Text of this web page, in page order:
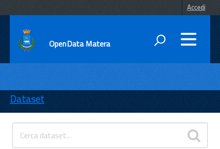
Accedi
OpenData Matera
ENTI
TEMI
INFORMAZIONI
Dataset